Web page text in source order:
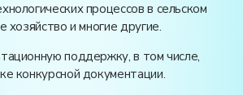
процессов в сельском
хозяйство и многие другие.
поддержку, в том числе,
конкурсной документации.